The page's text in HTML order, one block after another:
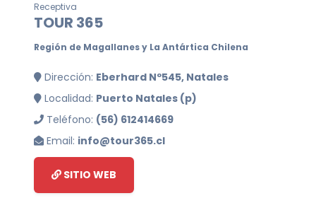
Receptiva
TOUR 365
Región de Magallanes y La Antártica Chilena
Dirección: Eberhard Nº545, Natales
Localidad: Puerto Natales (p)
Teléfono: (56) 612414669
Email: info@tour365.cl
SITIO WEB